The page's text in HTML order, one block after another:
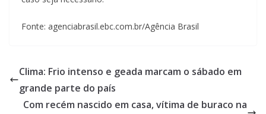
Fonte: agenciabrasil.ebc.com.br/Agência Brasil
Clima: Frio intenso e geada marcam o sábado em
grande parte do país
Com recém nascido em casa, vítima de buraco na